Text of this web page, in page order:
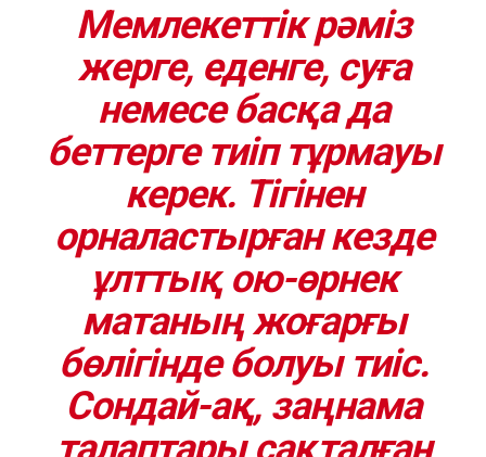
Мемлекеттік рәміз
жерге, еденге, суға
немесе басқа да
беттерге тиіп тұрмауы
керек. Тігінен
орналастырған кезде
ұлттық ою-өрнек
матаның жоғарғы
бөлігінде болуы тиіс.
Сондай-ақ, заңнама